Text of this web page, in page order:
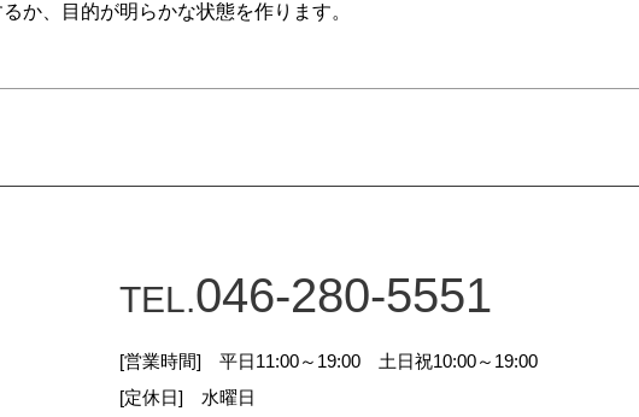
か、目的が明らかな状態を作ります。
TEL.046-280-5551
[営業時間] 平日11:00～19:00 土日祝10:00～19:00
[定休日] 水曜日